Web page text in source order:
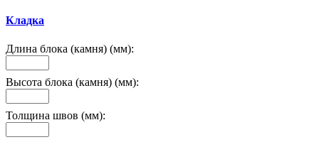
Кладка
Длина блока (камня) (мм):
Высота блока (камня) (мм):
Толщина швов (мм):